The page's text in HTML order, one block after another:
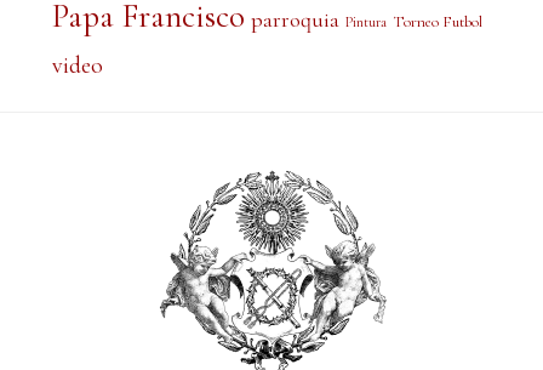
Papa Francisco parroquia Pintura Torneo Futbol
video